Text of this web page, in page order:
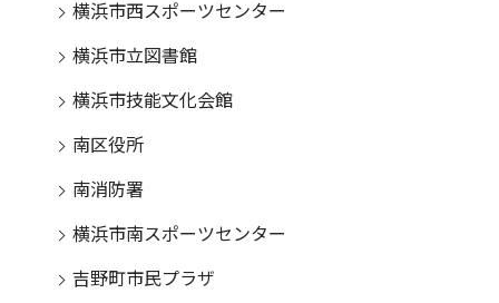
横浜市西スポーツセンター
横浜市立図書館
横浜市技能文化会館
南区役所
南消防署
横浜市南スポーツセンター
吉野町市民プラザ